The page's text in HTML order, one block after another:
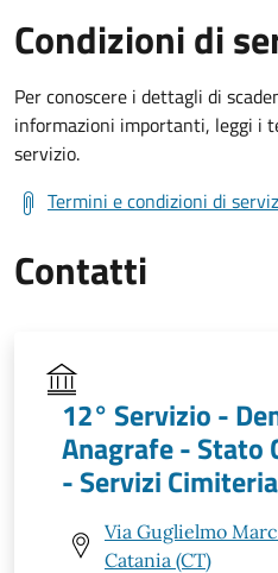
Condizioni di
Per conoscere i dettagli di
informazioni importanti, leggi i
servizio.
Termini e condizioni di
Contatti
12° Servizio -
Anagrafe - Stato
- Servizi
Via Guglielmo
Catania (CT)